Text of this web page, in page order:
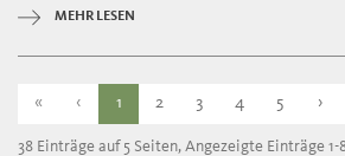
MEHR LESEN
« ‹ 1 2 3 4 5 ›
38 Einträge auf 5 Seiten, Angezeigte Einträge 1-